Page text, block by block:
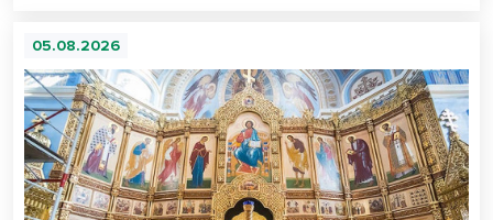
05.08.2026